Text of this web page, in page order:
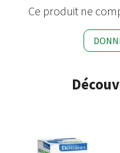
Ce produit ne